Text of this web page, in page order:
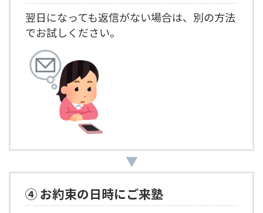
翌日になっても返信がない場合は、別の方法
でお試しください。
▼
④ お約束の日時にご来塾